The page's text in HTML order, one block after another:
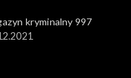
kryminalny 997